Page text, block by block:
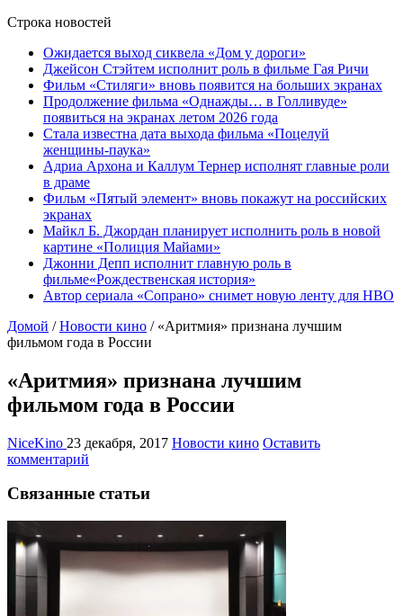
Строка новостей
Ожидается выход сиквела «Дом у дороги»
Джейсон Стэйтем исполнит роль в фильме Гая Ричи
Фильм «Стиляги» вновь появится на больших экранах
Продолжение фильма «Однажды… в Голливуде»
появиться на экранах летом 2026 года
Стала известна дата выхода фильма «Поцелуй
женщины-паука»
Адриа Архона и Каллум Тернер исполнят главные роли
в драме
Фильм «Пятый элемент» вновь покажут на российских
экранах
Майкл Б. Джордан планирует исполнить роль в новой
картине «Полиция Майами»
Джонни Депп исполнит главную роль в
фильме«Рождественская история»
Автор сериала «Сопрано» снимет новую ленту для HBO
Домой / Новости кино / «Аритмия» признана лучшим
фильмом года в России
«Аритмия» признана лучшим
фильмом года в России
NiceKino 23 декабря, 2017 Новости кино Оставить
комментарий
Связанные статьи